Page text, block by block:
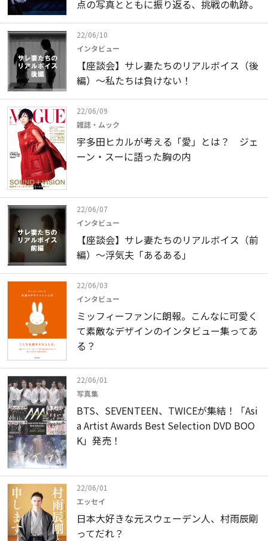
点の写真とともに振り返る、挑戦の軌跡。
22/06/10
インタビュー
【座談会】サレ妻たちのリアルボイス（後
編）～私たちは負けない！
22/06/09
雑誌・ムック
宇多田ヒカルが考える「愛」とは？ ジェ
ーン・スーに語った胸の内
22/06/07
インタビュー
【座談会】サレ妻たちのリアルボイス（前
編）～浮気夫「あるある」
22/06/03
インタビュー
ミッフィーファンに朗報。こんなに可愛く
て素敵なデザインのインタビュー集ってあ
る？
22/06/01
写真集
BTS、SEVENTEEN、TWICEが集結！「Asi
a Artist Awards Best Selection DVD BOO
K」発売！
22/06/01
エッセイ
日本大好きな元スウェーデン人、村雨辰剛
ってだれ？